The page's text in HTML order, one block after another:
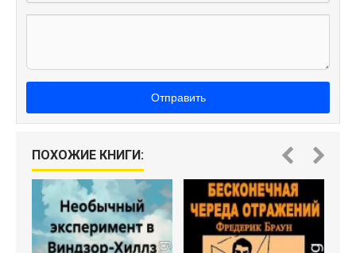
Отправить
ПОХОЖИЕ КНИГИ: